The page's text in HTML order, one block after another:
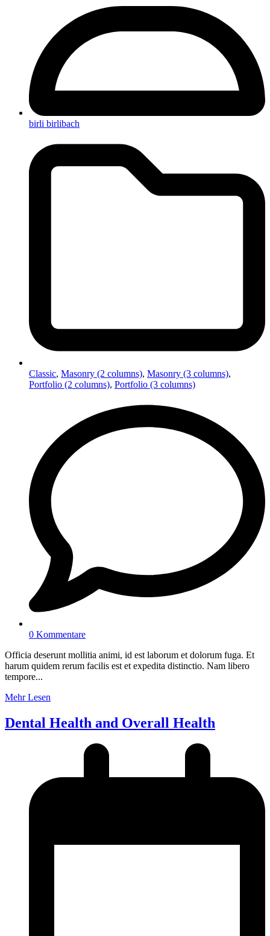
birli birlibach
Classic, Masonry (2 columns), Masonry (3 columns),
Portfolio (2 columns), Portfolio (3 columns)
0 Kommentare
Officia deserunt mollitia animi, id est laborum et dolorum fuga. Et
harum quidem rerum facilis est et expedita distinctio. Nam libero
tempore...
Mehr Lesen
Dental Health and Overall Health